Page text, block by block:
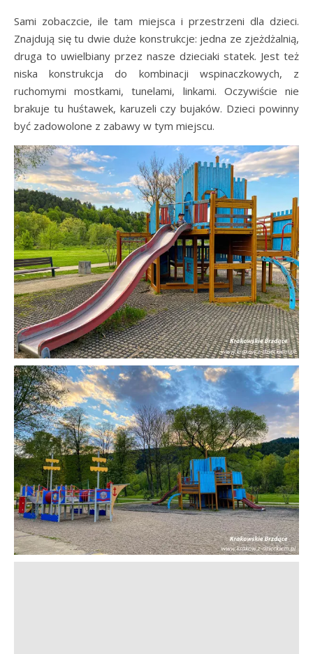
Sami zobaczcie, ile tam miejsca i przestrzeni dla dzieci.
Znajdują się tu dwie duże konstrukcje: jedna ze zjeżdżalnią,
druga to uwielbiany przez nasze dzieciaki statek. Jest też
niska konstrukcja do kombinacji wspinaczkowych, z
ruchomymi mostkami, tunelami, linkami. Oczywiście nie
brakuje tu huśtawek, karuzeli czy bujaków. Dzieci powinny
być zadowolone z zabawy w tym miejscu.